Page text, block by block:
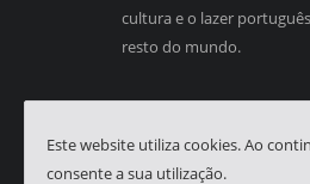
cultura e o lazer
resto do mundo.
Este website utiliza cookies. Ao
consente a sua utilização.